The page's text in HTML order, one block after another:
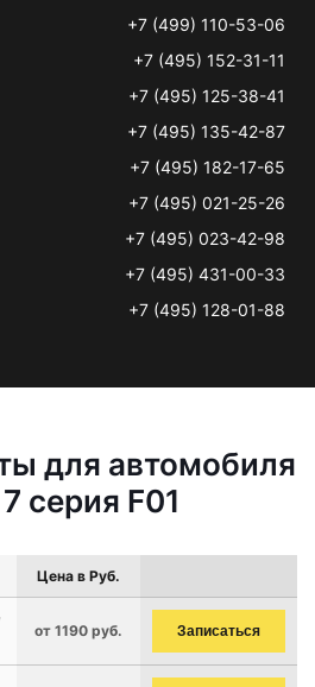
+7 (499) 110-53-06
+7 (495) 152-31-11
+7 (495) 125-38-41
+7 (495) 135-42-87
+7 (495) 182-17-65
+7 (495) 021-25-26
+7 (495) 023-42-98
+7 (495) 431-00-33
+7 (495) 128-01-88
для автомобиля
серия F01
Цена в Руб.
от 1190 руб. Записаться